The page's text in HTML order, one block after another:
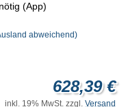
(App)
abweichend)
628,39 €
inkl. 19% MwSt. zzgl. Versand